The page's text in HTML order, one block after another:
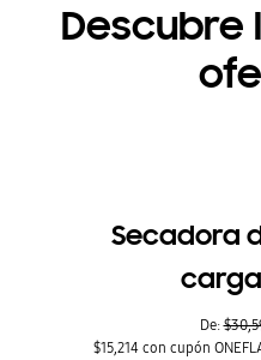
Descubre
Secadora
De:
$15,214 con cupón